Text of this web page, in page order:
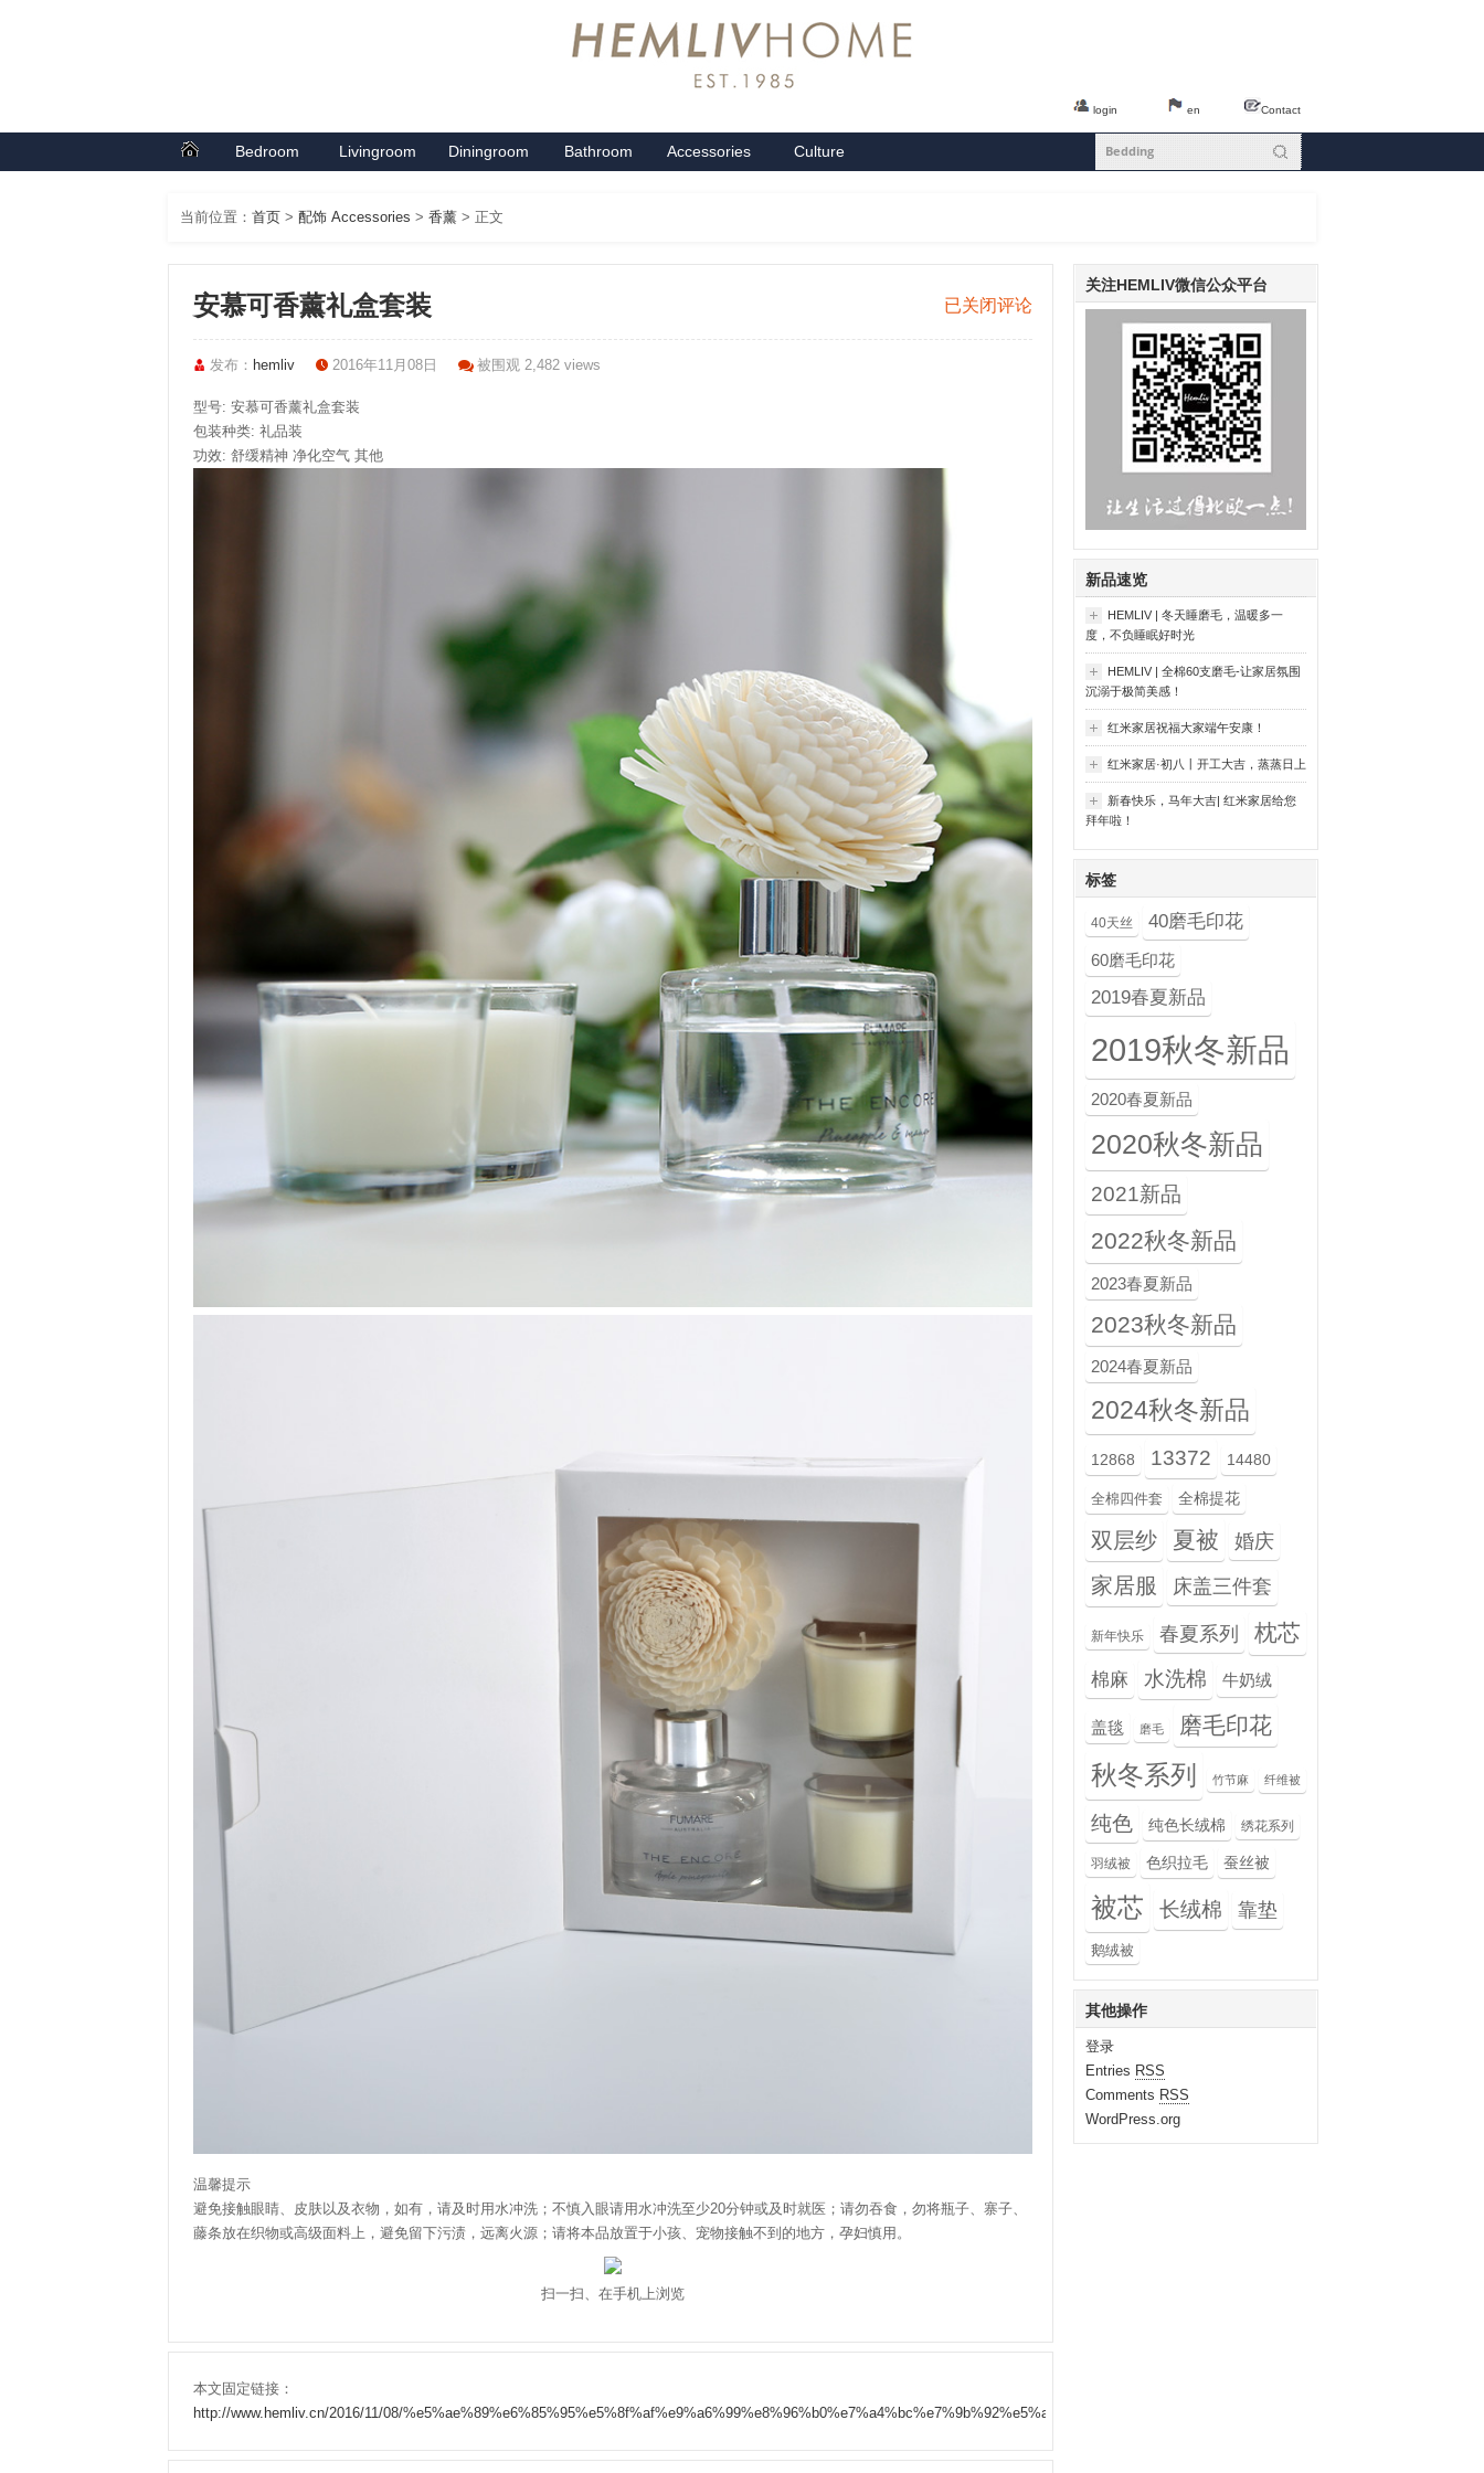
Contact
en
login
Bedroom Livingroom Diningroom Bathroom Accessories Culture
当前位置： 首页 > 配饰 Accessories > 香薰 > 正文
安
慕
礼
已关闭评论
安慕可香薰礼盒套装
发布： hemliv 2016年11月08日 被围观 2,482 views
型号: 安慕可香薰礼盒套装
包装种类: 礼品装
功效: 舒缓精神 净化空气 其他
温馨提示
避免接触眼睛、皮肤以及衣物，如有，请及时用水冲洗；不慎入眼请用水冲洗至少20分钟或及时就医；请勿吞食，勿将瓶子、寨子、
藤条放在织物或高级面料上，避免留下污渍，远离火源；请将本品放置于小孩、宠物接触不到的地方，孕妇慎用。
扫一扫、在手机上浏览
本文固定链接：
http://www.hemliv.cn/2016/11/08/%e5%ae%89%e6%85%95%e5%8f%af%e9%a6%99%e8%96%b0%e7%a4%bc%e7%9b%92%e5%a5%97%e8%a3%85/
关注HEMLIV微信公众平台
新品速览
HEMLIV | 冬天睡磨毛，温暖多一
度，不负睡眠好时光
HEMLIV | 全棉60支磨毛-让家居氛围
沉溺于极简美感！
红米家居祝福大家端午安康！
红米家居·初八丨开工大吉，蒸蒸日上
新春快乐，马年大吉| 红米家居给您
拜年啦！
标签
40天丝 40磨毛印花
60磨毛印花
2019春夏新品
2019秋冬新品
2020春夏新品
2020秋冬新品
2021新品
2022秋冬新品
2023春夏新品
2023秋冬新品
2024春夏新品
2024秋冬新品
12868 13372 14480
全棉四件套 全棉提花
双层纱 夏被 婚庆
家居服 床盖三件套
新年快乐 春夏系列 枕芯
棉麻 水洗棉 牛奶绒
盖毯 磨毛 磨毛印花
秋冬系列 竹节麻 纤维被
纯色 纯色长绒棉 绣花系列
羽绒被 色织拉毛 蚕丝被
被芯 长绒棉 靠垫
鹅绒被
其他操作
登录
Entries RSS
Comments RSS
WordPress.org